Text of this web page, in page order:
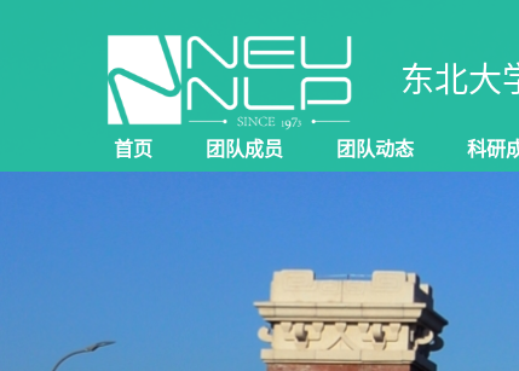
东北大
首页 团队成员 团队动态 科研